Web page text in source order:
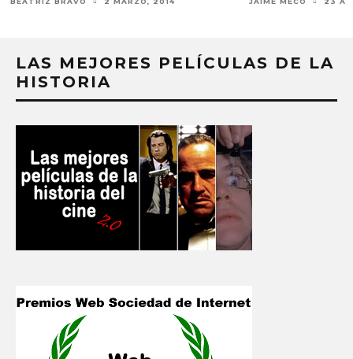
LAS MEJORES PELÍCULAS DE LA
HISTORIA